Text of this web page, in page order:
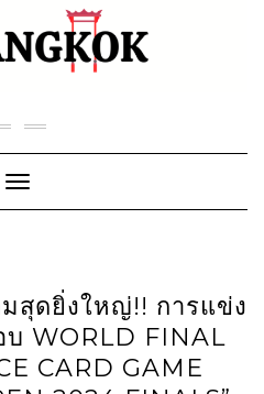
Toggle Navigation
สุดยิ่งใหญ่!! การแข่ง
บ WORLD FINAL
CARD GAME